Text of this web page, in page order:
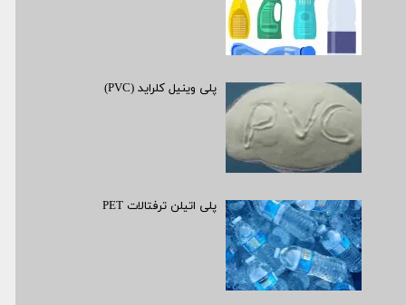
پلی وینیل کلراید (PVC)
پلی اتیلن ترفتالات PET